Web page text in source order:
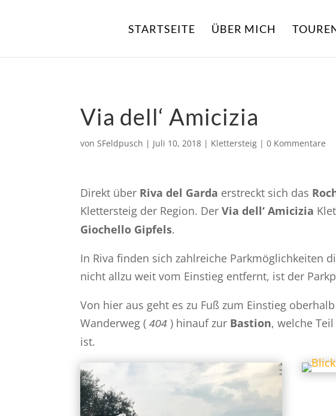
STARTSEITE ÜBER MICH
Via dell‘ Amicizia
von SFeldpusch | Juli 10, 2018 | Klettersteig |0 Kommentare
Direkt über Riva del Garda erstreckt sich das
Klettersteig der Region. DerVia dell‘ Amicizia
Giochello Gipfels.
In Riva finden sich zahlreiche Parkmöglichkeiten
nicht allzu weit vom Einstieg entfernt, ist der
Von hier aus geht es zu Fuß zum Einstieg
Wanderweg ( 404 ) hinauf zur Bastion, welche
ist.